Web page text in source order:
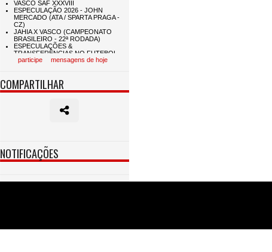
participe mensagens de hoje
COMPARTILHAR
NOTIFICAÇÕES